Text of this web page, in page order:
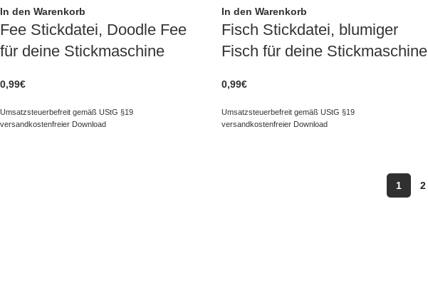
In den Warenkorb
Fee Stickdatei, Doodle Fee
für deine Stickmaschine
0,99€
Umsatzsteuerbefreit gemäß UStG §19
versandkostenfreier Download
In den Warenkorb
Fisch Stickdatei, blumiger
Fisch für deine Stickmaschine
0,99€
Umsatzsteuerbefreit gemäß UStG §19
versandkostenfreier Download
1 2